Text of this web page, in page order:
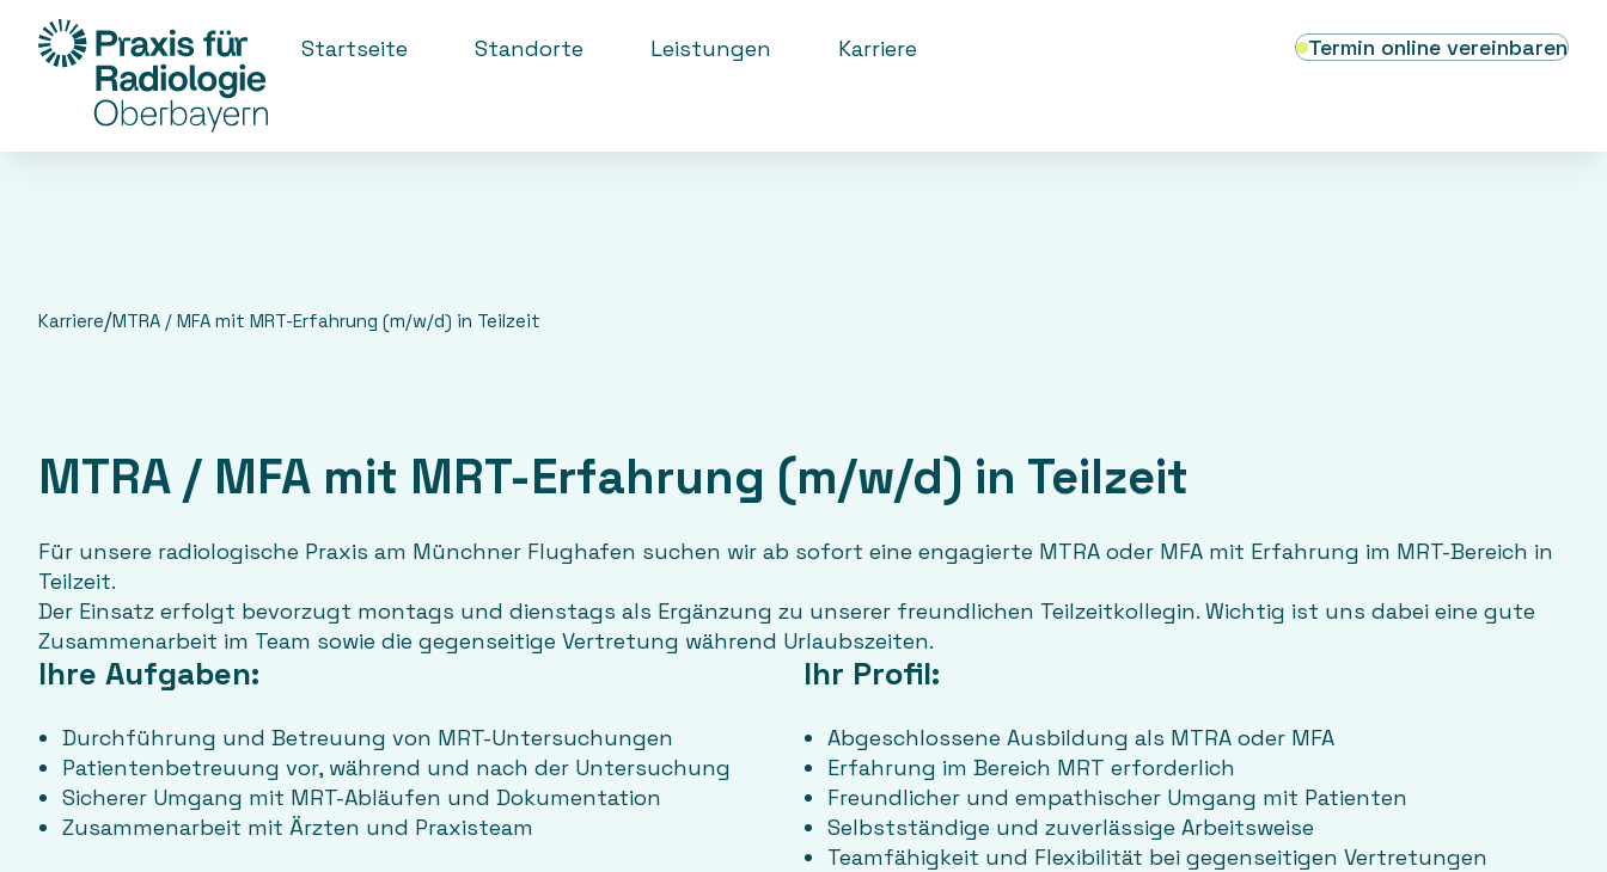
Startseite Standorte Leistungen Karriere Termin online vereinbaren
Karriere/MTRA / MFA mit MRT-Erfahrung (m/w/d) in Teilzeit
MTRA / MFA mit MRT-Erfahrung (m/w/d) in Teilzeit
Für unsere radiologische Praxis am Münchner Flughafen suchen wir ab sofort eine engagierte MTRA oder MFA mit Erfahrung im MRT-Bereich in
Teilzeit.
Der Einsatz erfolgt bevorzugt montags und dienstags als Ergänzung zu unserer freundlichen Teilzeitkollegin. Wichtig ist uns dabei eine gute
Zusammenarbeit im Team sowie die gegenseitige Vertretung während Urlaubszeiten.
Ihre Aufgaben:
Durchführung und Betreuung von MRT-Untersuchungen
Patientenbetreuung vor, während und nach der Untersuchung
Sicherer Umgang mit MRT-Abläufen und Dokumentation
Zusammenarbeit mit Ärzten und Praxisteam
Ihr Profil:
Abgeschlossene Ausbildung als MTRA oder MFA
Erfahrung im Bereich MRT erforderlich
Freundlicher und empathischer Umgang mit Patienten
Selbstständige und zuverlässige Arbeitsweise
Teamfähigkeit und Flexibilität bei gegenseitigen Vertretungen